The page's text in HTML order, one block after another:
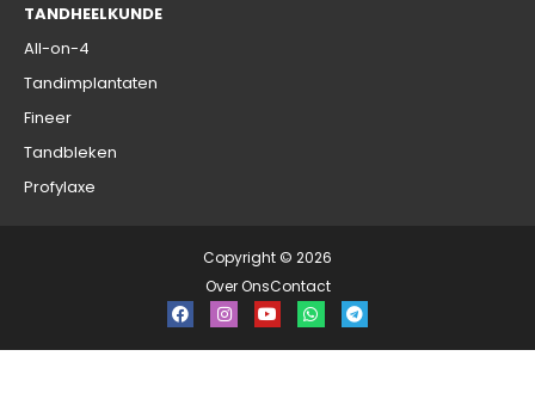
TANDHEELKUNDE
All-on-4
Tandimplantaten
Fineer
Tandbleken
Profylaxe
Copyright © 2026
Over OnsContact